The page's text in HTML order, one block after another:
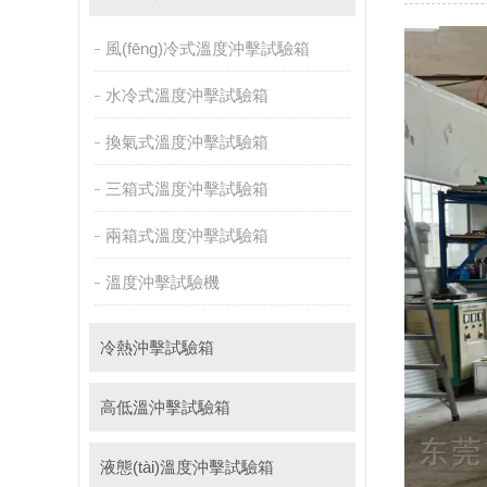
絕緣裂化.特性評價系統
風(fēng)冷式溫度沖擊試驗箱
水冷式溫度沖擊試驗箱
換氣式溫度沖擊試驗箱
三箱式溫度沖擊試驗箱
兩箱式溫度沖擊試驗箱
溫度沖擊試驗機
冷熱沖擊試驗箱
高低溫沖擊試驗箱
液態(tài)溫度沖擊試驗箱